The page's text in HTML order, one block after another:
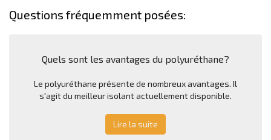
Questions fréquemment posées:
Quels sont les avantages du polyuréthane?
Le polyuréthane présente de nombreux avantages. Il
s'agit du meilleur isolant actuellement disponible.
Lire la suite